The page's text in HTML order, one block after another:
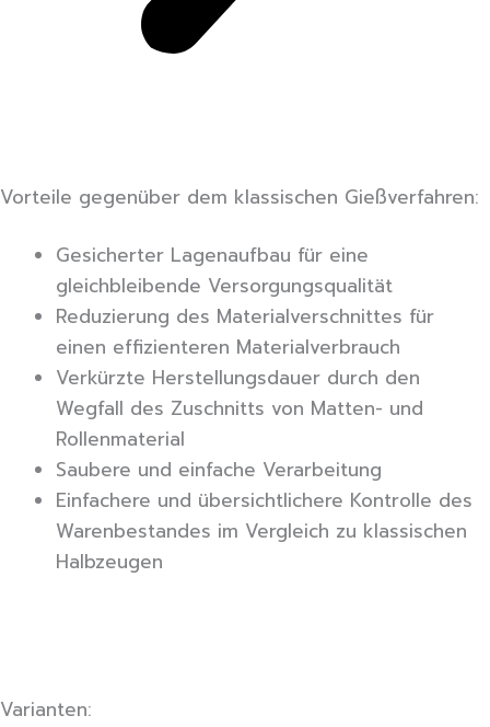
Vorteile gegenüber dem klassischen Gießverfahren:
Gesicherter Lagenaufbau für eine
gleichbleibende Versorgungsqualität
Reduzierung des Materialverschnittes für
einen effizienteren Materialverbrauch
Verkürzte Herstellungsdauer durch den
Wegfall des Zuschnitts von Matten- und
Rollenmaterial
Saubere und einfache Verarbeitung
Einfachere und übersichtlichere Kontrolle des
Warenbestandes im Vergleich zu klassischen
Halbzeugen
Varianten: